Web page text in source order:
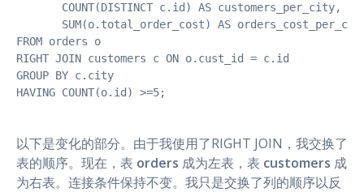
       COUNT(DISTINCT c.id) AS customers_per_city,
SUM(o.total_order_cost) AS
FROM orders o
RIGHT JOIN customers c ON o.cust_id = c.id
GROUP BY c.city
HAVING COUNT(o.id) >=5;
以下是变化的部分。由于我使用了RIGHT JOIN，我交换了
表的顺序。现在，表 orders 成为左表，表 customers 成
为右表。连接条件保持不变。我只是交换了列的顺序以反